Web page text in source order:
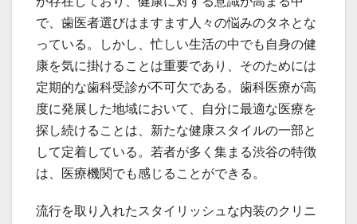
で、歯医者選びはますます人々の悩みのタネとな
っている。しかし、忙しい生活の中でも自身の健
康を気に掛けることは重要であり、そのためには
定期的な歯科受診が不可欠である。歯科医療が高
度に発展した地域において、自分に最適な医療を
探し続けることは、新たな健康スタイルの一部と
して定着している。若者が多く集まる渋谷の特徴
は、医療機関でも感じることができる。
流行を取り入れたスタイリッシュな内装のクリニ